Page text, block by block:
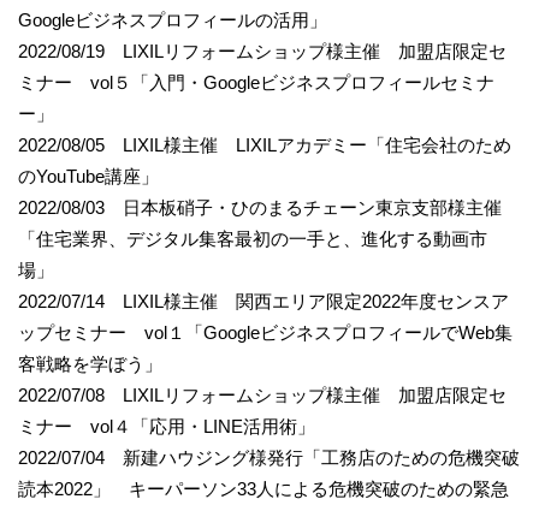
Googleビジネスプロフィールの活用」
2022/08/19 LIXILリフォームショップ様主催 加盟店限定セ
ミナー vol５「入門・Googleビジネスプロフィールセミナ
ー」
2022/08/05 LIXIL様主催 LIXILアカデミー「住宅会社のため
のYouTube講座」
2022/08/03 日本板硝子・ひのまるチェーン東京支部様主催
「住宅業界、デジタル集客最初の一手と、進化する動画市
場」
2022/07/14 LIXIL様主催 関西エリア限定2022年度センスア
ップセミナー vol１「GoogleビジネスプロフィールでWeb集
客戦略を学ぼう」
2022/07/08 LIXILリフォームショップ様主催 加盟店限定セ
ミナー vol４「応用・LINE活用術」
2022/07/04 新建ハウジング様発行「工務店のための危機突破
読本2022」 キーパーソン33人による危機突破のための緊急